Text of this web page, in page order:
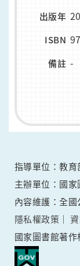
出版年
ISBN
備註 -
指導單位：教育
主辦單位：國家
內容維護：全
隱私權政策
國家圖書館著